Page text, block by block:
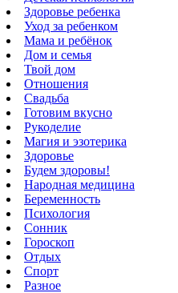
Здоровье ребенка
Уход за ребенком
Мама и ребёнок
Дом и семья
Твой дом
Отношения
Свадьба
Готовим вкусно
Рукоделие
Магия и эзотерика
Здоровье
Будем здоровы!
Народная медицина
Беременность
Психология
Сонник
Гороскоп
Отдых
Спорт
Разное